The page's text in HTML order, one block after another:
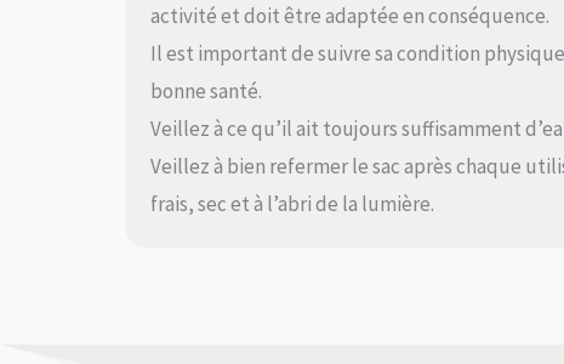
activité et doit être adaptée en conséquence.
Il est important de suivre sa condition
bonne santé.
Veillez à ce qu’il ait toujours suffisamment
Veillez à bien refermer le sac après chaque
frais, sec et à l’abri de la lumière.